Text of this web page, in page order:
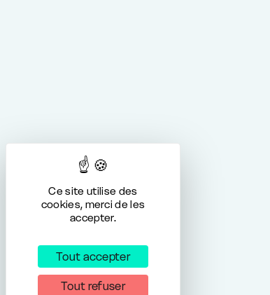
Ce site utilise des
cookies, merci de les
accepter.
Tout accepter
Tout refuser